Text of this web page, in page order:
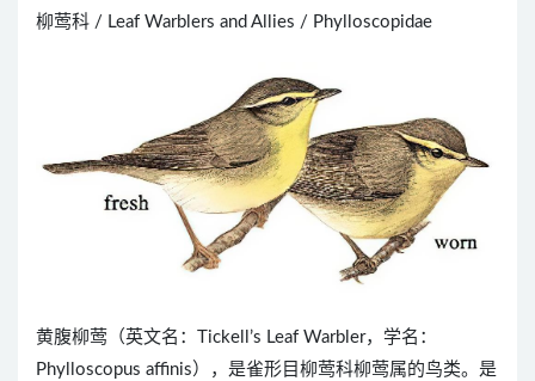
柳莺科 / Leaf Warblers and Allies / Phylloscopidae
黄腹柳莺（英文名：Tickell’s Leaf Warbler，学名：
Phylloscopus affinis），是雀形目柳莺科柳莺属的鸟类。是